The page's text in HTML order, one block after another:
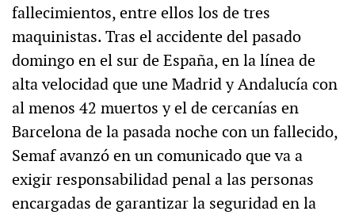
fallecimientos, entre ellos los de tres
maquinistas. Tras el accidente del pasado
domingo en el sur de España, en la línea de
alta velocidad que une Madrid y Andalucía con
al menos 42 muertos y el de cercanías en
Barcelona de la pasada noche con un fallecido,
Semaf avanzó en un comunicado que va a
exigir responsabilidad penal a las personas
encargadas de garantizar la seguridad en la